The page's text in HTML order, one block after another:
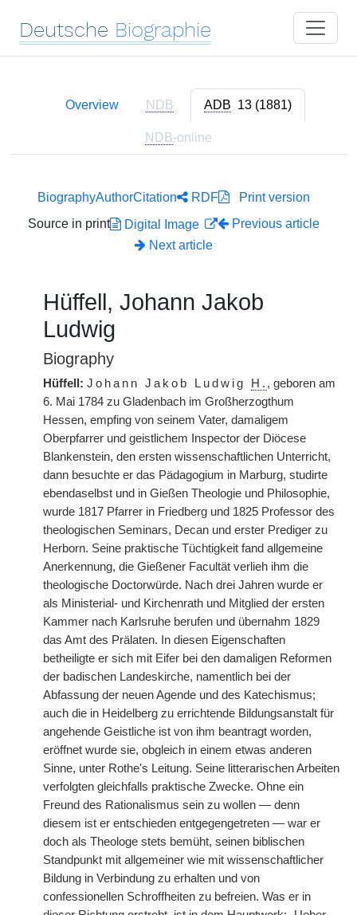
Deutsche Biographie
Overview NDB ADB 13 (1881)
NDB-online
BiographyAuthorCitation RDF
Print version
Source in print
Digital Image
Previous article
Next article
Hüffell, Johann Jakob
Ludwig
Biography
Hüffell: Johann Jakob Ludwig H. , geboren am
6. Mai 1784 zu Gladenbach im Großherzogthum
Hessen, empfing von seinem Vater, damaligem
Oberpfarrer und geistlichem Inspector der Diöcese
Blankenstein, den ersten wissenschaftlichen Unterricht,
dann besuchte er das Pädagogium in Marburg, studirte
ebendaselbst und in Gießen Theologie und Philosophie,
wurde 1817 Pfarrer in Friedberg und 1825 Professor des
theologischen Seminars, Decan und erster Prediger zu
Herborn. Seine praktische Tüchtigkeit fand allgemeine
Anerkennung, die Gießener Facultät verlieh ihm die
theologische Doctorwürde. Nach drei Jahren wurde er
als Ministerial- und Kirchenrath und Mitglied der ersten
Kammer nach Karlsruhe berufen und übernahm 1829
das Amt des Prälaten. In diesen Eigenschaften
betheiligte er sich mit Eifer bei den damaligen Reformen
der badischen Landeskirche, namentlich bei der
Abfassung der neuen Agende und des Katechismus;
auch die in Heidelberg zu errichtende Bildungsanstalt für
angehende Geistliche ist von ihm beantragt worden,
eröffnet wurde sie, obgleich in einem etwas anderen
Sinne, unter Rothe's Leitung. Seine litterarischen Arbeiten
verfolgten gleichfalls praktische Zwecke. Ohne ein
Freund des Rationalismus sein zu wollen — denn
diesem ist er entschieden entgegengetreten — war er
doch als Theologe stets bemüht, seinen biblischen
Standpunkt mit allgemeiner wie mit wissenschaftlicher
Bildung in Verbindung zu erhalten und von
confessionellen Schroffheiten zu befreien. Was er in